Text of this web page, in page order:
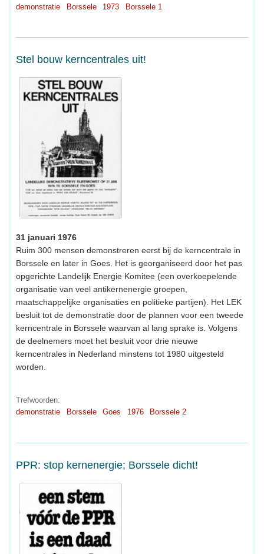
demonstratie
Borssele 1973 Borssele 1
Stel bouw kerncentrales uit!
31 januari 1976
Ruim 300 mensen demonstreren eerst bij de kerncentrale in
Borssele en later in Goes. Het is georganiseerd door het pas
opgerichte Landelijk Energie Komitee (een overkoepelende
organisatie van veel antikernenergie groepen,
maatschappelijke organisaties en politieke partijen). Het LEK
besluit tot de demonstratie door de plannen voor een tweede
kerncentrale in Borssele waarvan al lang sprake is. Volgens
de deelnemers moet het besluit voor drie nieuwe
kerncentrales in Nederland minstens tot 1980 uitgesteld
worden.
Trefwoorden:
demonstratie
Borssele Goes 1976 Borssele 2
PPR: stop kernenergie; Borssele dicht!